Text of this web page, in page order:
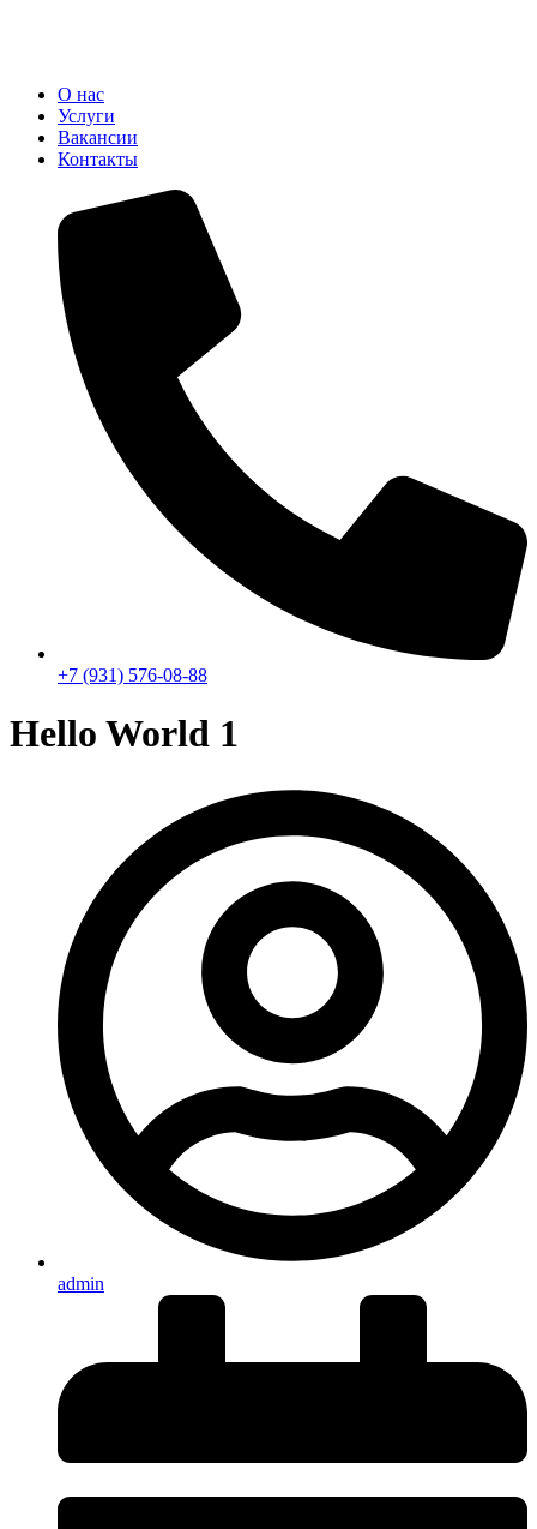
О нас
Услуги
Вакансии
Контакты
+7 (931) 576-08-88
Hello World 1
admin